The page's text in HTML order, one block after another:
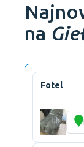
na
Fotel